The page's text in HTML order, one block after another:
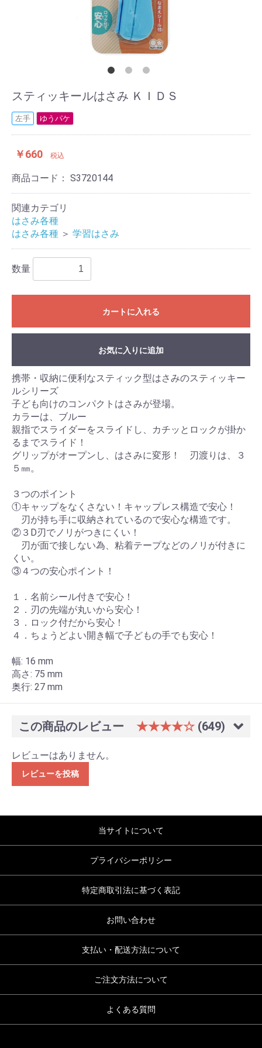
スティッキールはさみ ＫＩＤＳ
左手 ゆうパケ
￥660 税込
商品コード： S3720144
関連カテゴリ
はさみ各種
はさみ各種 ＞ 学習はさみ
数量
カートに入れる
お気に入りに追加
携帯・収納に便利なスティック型はさみのスティッキー
ルシリーズ
子ども向けのコンパクトはさみが登場。
カラーは、ブルー
親指でスライダーをスライドし、カチッとロックが掛か
るまでスライド！
グリップがオープンし、はさみに変形！ 刃渡りは、３
５㎜。
３つのポイント
①キャップをなくさない！キャップレス構造で安心！
刃が持ち手に収納されているので安心な構造です。
②３D刃でノリがつきにくい！
刃が面で接しない為、粘着テープなどのノリが付きに
くい。
③４つの安心ポイント！
１．名前シール付きで安心！
２．刃の先端が丸いから安心！
３．ロック付だから安心！
４．ちょうどよい開き幅で子どもの手でも安心！
幅: 16 mm
高さ: 75 mm
奥行: 27 mm
この商品のレビュー ★★★★☆ (649)
レビューはありません。
レビューを投稿
当サイトについて
プライバシーポリシー
特定商取引法に基づく表記
お問い合わせ
支払い・配送方法について
ご注文方法について
よくある質問